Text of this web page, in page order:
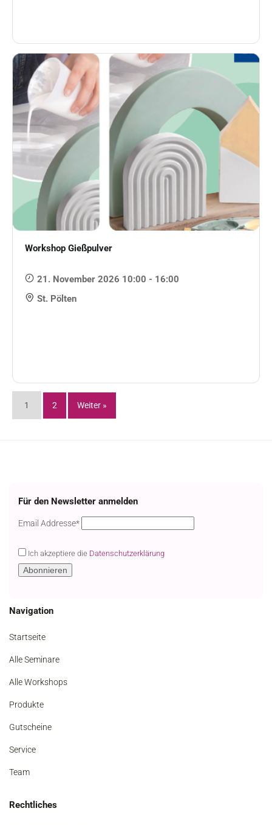
Workshop Gießpulver
21. November 2026 10:00 - 16:00
St. Pölten
1 2 Weiter »
Für den Newsletter anmelden
Email Addresse*
Ich akzeptiere die Datenschutzerklärung
Navigation
Startseite
Alle Seminare
Alle Workshops
Produkte
Gutscheine
Service
Team
Rechtliches